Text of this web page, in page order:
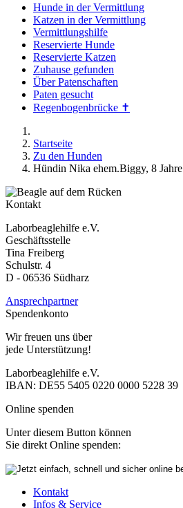
Hunde in der Vermittlung
Katzen in der Vermittlung
Vermittlungshilfe
Reservierte Hunde
Reservierte Katzen
Zuhause gefunden
Über Patenschaften
Paten gesucht
Regenbogenbrücke ✝
Startseite
Zu den Hunden
Hündin Nika ehem.Biggy, 8 Jahre
Kontakt
Laborbeaglehilfe e.V.
Geschäftsstelle
Tina Freiberg
Schulstr. 4
D - 06536 Südharz
Ansprechpartner
Spendenkonto
Wir freuen uns über
jede Unterstützung!
Laborbeaglehilfe e.V.
IBAN: DE55 5405 0220 0000 5228 39
Online spenden
Unter diesem Button können
Sie direkt Online spenden:
Kontakt
Infos & Service